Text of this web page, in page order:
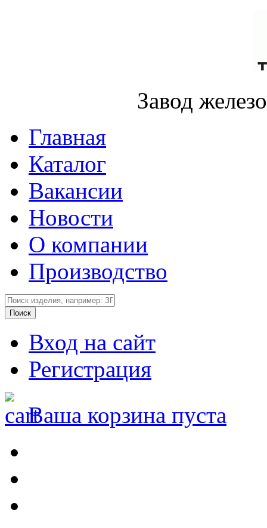
Завод
Главная
Каталог
Вакансии
Новости
О компании
Производство
Вход на сайт
Регистрация
Ваша корзина пуста